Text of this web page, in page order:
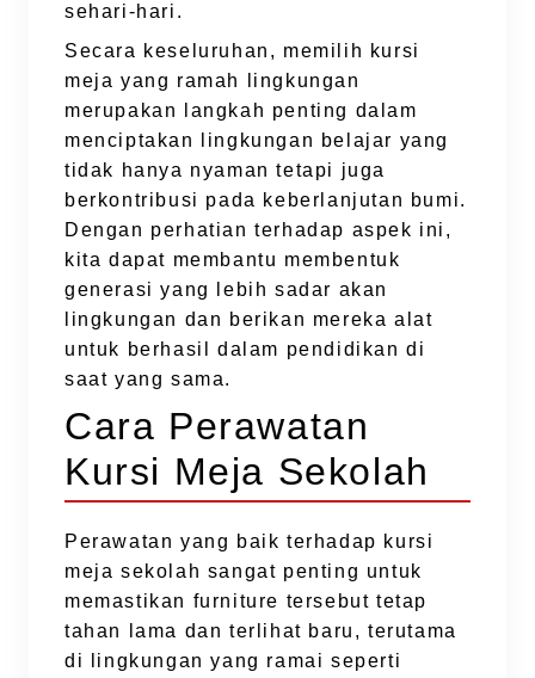
sehari-hari.
Secara keseluruhan, memilih kursi
meja yang ramah lingkungan
merupakan langkah penting dalam
menciptakan lingkungan belajar yang
tidak hanya nyaman tetapi juga
berkontribusi pada keberlanjutan bumi.
Dengan perhatian terhadap aspek ini,
kita dapat membantu membentuk
generasi yang lebih sadar akan
lingkungan dan berikan mereka alat
untuk berhasil dalam pendidikan di
saat yang sama.
Cara Perawatan
Kursi Meja Sekolah
Perawatan yang baik terhadap kursi
meja sekolah sangat penting untuk
memastikan furniture tersebut tetap
tahan lama dan terlihat baru, terutama
di lingkungan yang ramai seperti